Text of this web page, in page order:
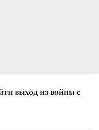
выход из войны с